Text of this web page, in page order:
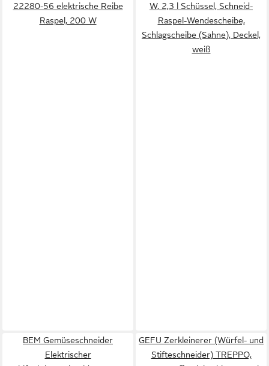
22280-56 elektrische Reibe
Raspel, 200 W
W, 2,3 l Schüssel, Schneid-
Raspel-Wendescheibe,
Schlagscheibe (Sahne), Deckel,
weiß
BEM Gemüseschneider
Elektrischer
GEFU Zerkleinerer (Würfel- und
Stifteschneider) TREPPO,